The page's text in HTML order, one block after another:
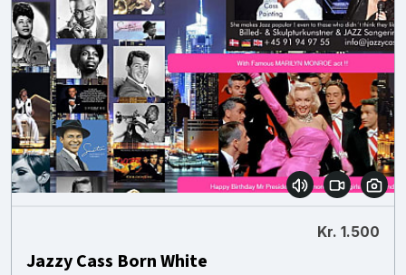
Kr. 1.500
Jazzy Cass Born White